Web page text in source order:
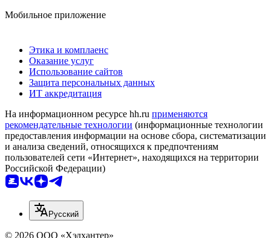
Мобильное приложение
Этика и комплаенс
Оказание услуг
Использование сайтов
Защита персональных данных
ИТ аккредитация
На информационном ресурсе hh.ru применяются
рекомендательные технологии (информационные технологии
предоставления информации на основе сбора, систематизации
и анализа сведений, относящихся к предпочтениям
пользователей сети «Интернет», находящихся на территории
Российской Федерации)
Русский
© 2026 ООО «Хэдхантер»